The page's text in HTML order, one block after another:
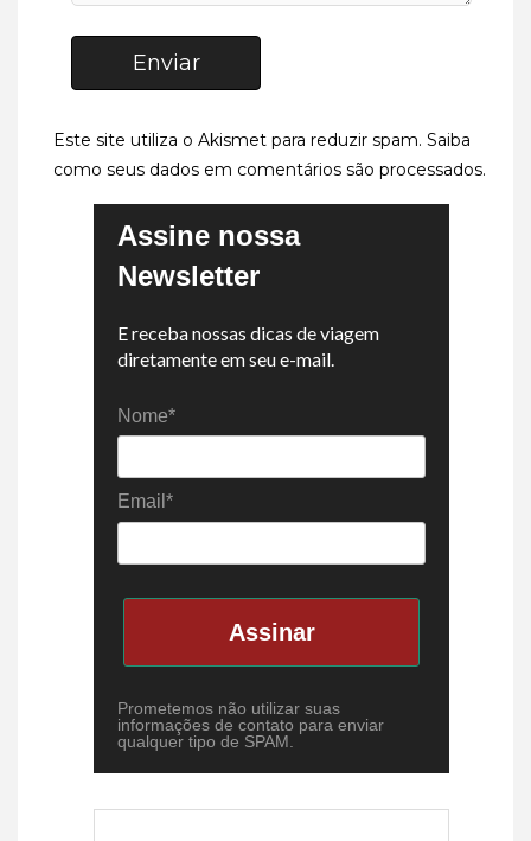
Enviar
Este site utiliza o Akismet para reduzir spam. Saiba
como seus dados em comentários são processados.
Assine nossa
Newsletter
E receba nossas dicas de viagem
diretamente em seu e-mail.
Nome*
Email*
Assinar
Prometemos não utilizar suas
informações de contato para enviar
qualquer tipo de SPAM.